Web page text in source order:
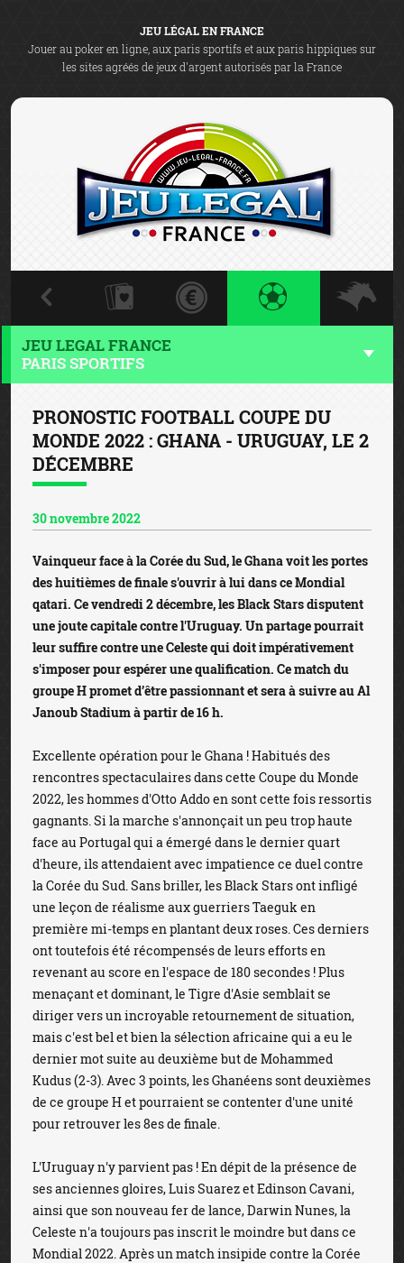
JEU LÉGAL EN FRANCE
Jouer au poker en ligne, aux paris sportifs et aux paris hippiques sur
les sites agréés de jeux d'argent autorisés par la France
JEU LEGAL FRANCE
PARIS SPORTIFS
PRONOSTIC FOOTBALL COUPE DU
MONDE 2022 : GHANA - URUGUAY, LE 2
DÉCEMBRE
30 novembre 2022
Vainqueur face à la Corée du Sud, le Ghana voit les portes
des huitièmes de finale s'ouvrir à lui dans ce Mondial
qatari. Ce vendredi 2 décembre, les Black Stars disputent
une joute capitale contre l'Uruguay. Un partage pourrait
leur suffire contre une Celeste qui doit impérativement
s'imposer pour espérer une qualification. Ce match du
groupe H promet d’être passionnant et sera à suivre au Al
Janoub Stadium à partir de 16 h.
Excellente opération pour le Ghana ! Habitués des
rencontres spectaculaires dans cette Coupe du Monde
2022, les hommes d'Otto Addo en sont cette fois ressortis
gagnants. Si la marche s'annonçait un peu trop haute
face au Portugal qui a émergé dans le dernier quart
d'heure, ils attendaient avec impatience ce duel contre
la Corée du Sud. Sans briller, les Black Stars ont infligé
une leçon de réalisme aux guerriers Taeguk en
première mi-temps en plantant deux roses. Ces derniers
ont toutefois été récompensés de leurs efforts en
revenant au score en l'espace de 180 secondes ! Plus
menaçant et dominant, le Tigre d'Asie semblait se
diriger vers un incroyable retournement de situation,
mais c'est bel et bien la sélection africaine qui a eu le
dernier mot suite au deuxième but de Mohammed
Kudus (2-3). Avec 3 points, les Ghanéens sont deuxièmes
de ce groupe H et pourraient se contenter d'une unité
pour retrouver les 8es de finale.
L'Uruguay n'y parvient pas ! En dépit de la présence de
ses anciennes gloires, Luis Suarez et Edinson Cavani,
ainsi que son nouveau fer de lance, Darwin Nunes, la
Celeste n'a toujours pas inscrit le moindre but dans ce
Mondial 2022. Après un match insipide contre la Corée